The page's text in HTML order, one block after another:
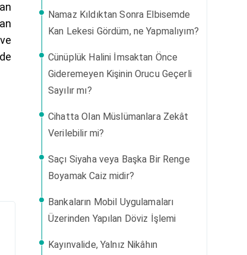
Namaz Kıldıktan Sonra Elbisemde
Kan Lekesi Gördüm, ne Yapmalıyım?
Cünüplük Halini İmsaktan Önce
Gideremeyen Kişinin Orucu Geçerli
Sayılır mı?
Cihatta Olan Müslümanlara Zekât
Verilebilir mi?
Saçı Siyaha veya Başka Bir Renge
Boyamak Caiz midir?
Bankaların Mobil Uygulamaları
Üzerinden Yapılan Döviz İşlemi
Kayınvalide, Yalnız Nikâhın